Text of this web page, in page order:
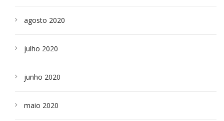
agosto 2020
julho 2020
junho 2020
maio 2020